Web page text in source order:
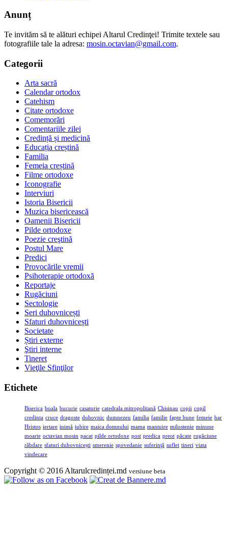
Anunț
Te invităm să te alături echipei Altarul Credinţei! Trimite textele sau
fotografiile tale la adresa: mosin.octavian@gmail.com.
Categorii
Arta sacră
Calendar ortodox
Catehism
Citate ortodoxe
Comemorări
Comentariile zilei
Credință și medicină
Educația creștină
Familia
Femeia creștină
Filme ortodoxe
Iconografie
Interviuri
Istoria Bisericii
Muzica bisericească
Oamenii Bisericii
Pilde ortodoxe
Poezie creştină
Postul Mare
Predici
Provocările vremii
Psihoterapie ortodoxă
Reportaje
Rugăciuni
Sectologie
Seri duhovnicești
Sfaturi duhovnicești
Societate
Știri externe
Ştiri interne
Tineret
Vieţile Sfinţilor
Etichete
Biserica boala bucurie casatorie catedrala mitropolitană Chisinau copii copil
credinta cruce dragoste duhovnic dumnezeu familia familie fapte bune femeie har
Hristos iertare inimă iubire maica domnului mama mantuire milostenie minune
moarte octavian mosin pacat pilde ortodoxe post predica preot păcate rugăciune
răbdare sfaturi duhovnicești smerenie spovedanie suferinţă suflet tineri viata
vindecare
Copyright © 2016 Altarulcredinței.md versiune beta